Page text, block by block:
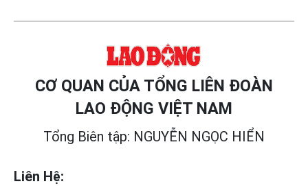
CƠ QUAN CỦA TỔNG LIÊN ĐOÀN
LAO ĐỘNG VIỆT NAM
Tổng Biên tập: NGUYỄN NGỌC HIỂN
Liên Hệ: